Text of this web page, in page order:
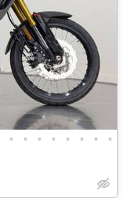
• • • • • • • •